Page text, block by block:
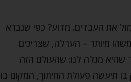
את העבדים. מדוע? כפי שנברא
מיותר – הערלה, שצריכים
מגלה לנו: שהעולם הזה
תיעשה פעולת החיתוך, המקום בו